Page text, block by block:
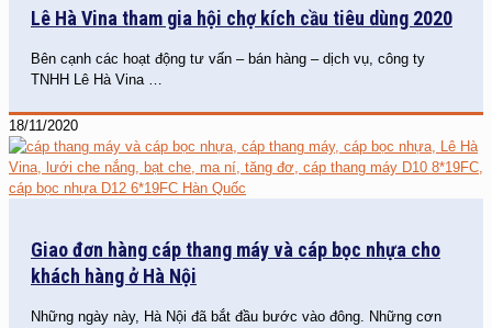
Lê Hà Vina tham gia hội chợ kích cầu tiêu dùng 2020
Bên cạnh các hoạt động tư vấn – bán hàng – dịch vụ, công ty
TNHH Lê Hà Vina…
18/11/2020
Giao đơn hàng cáp thang máy và cáp bọc nhựa cho
khách hàng ở Hà Nội
Những ngày này, Hà Nội đã bắt đầu bước vào đông. Những cơn